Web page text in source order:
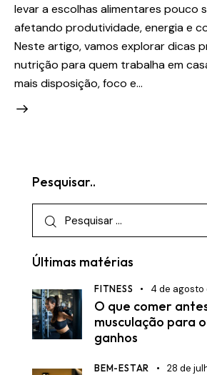
levar a escolhas alimentares pouco
afetando produtividade, energia e
Neste artigo, vamos explorar dicas
nutrição para quem trabalha em
mais disposição, foco e…
Pesquisar..
por:
Últimas matérias
FITNESS 4 de agosto
O que comer
musculação para
ganhos
BEM-ESTAR 28 de